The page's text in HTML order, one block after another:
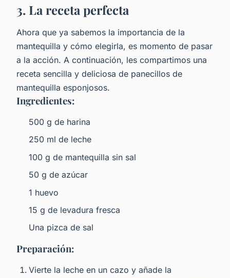
3. La receta perfecta
Ahora que ya sabemos la importancia de la
mantequilla y cómo elegirla, es momento de pasar
a la acción. A continuación, les compartimos una
receta sencilla y deliciosa de panecillos de
mantequilla esponjosos.
Ingredientes:
500 g de harina
250 ml de leche
100 g de mantequilla sin sal
50 g de azúcar
1 huevo
15 g de levadura fresca
Una pizca de sal
Preparación:
Vierte la leche en un cazo y añade la